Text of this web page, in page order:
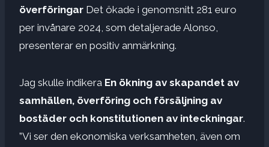
överföringar Det ökade i genomsnitt 281 euro
per invånare 2024, som detaljerade Alonso,
presenterar en positiv anmärkning.
Jag skulle indikera En ökning av skapandet av
samhällen, överföring och försäljning av
bostäder och konstitutionen av inteckningar.
”Vi ser den ekonomiska verksamheten, även om